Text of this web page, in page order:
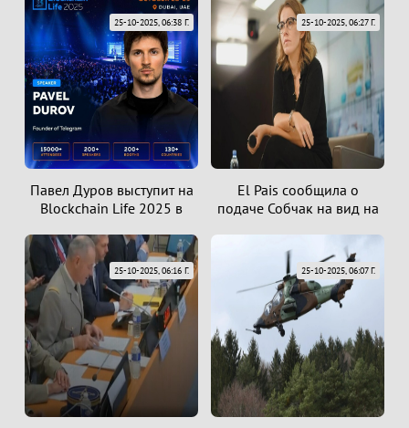
Павел Дуров выступит на
Blockchain Life 2025 в
25-10-2025, 06:38 Г.
El Pais сообщила о
подаче Собчак на вид на
25-10-2025, 06:27 Г.
25-10-2025, 06:16 Г. 25-10-2025, 06:07 Г.